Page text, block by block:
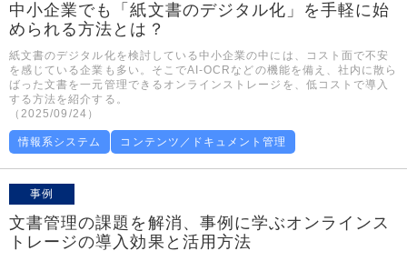
中小企業でも「紙文書のデジタル化」を手軽に始
められる方法とは？
紙文書のデジタル化を検討している中小企業の中には、コスト面で不安
を感じている企業も多い。そこでAI-OCRなどの機能を備え、社内に散ら
ばった文書を一元管理できるオンラインストレージを、低コストで導入
する方法を紹介する。
（2025/09/24）
情報系システム コンテンツ／ドキュメント管理
事例
文書管理の課題を解消、事例に学ぶオンラインス
トレージの導入効果と活用方法